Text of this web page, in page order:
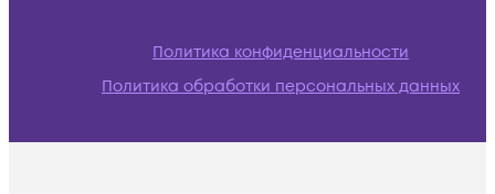
Политика конфиденциальности
Политика обработки персональных данных